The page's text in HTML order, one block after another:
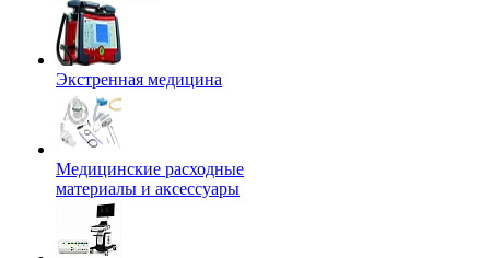
Экстренная медицина
Медицинские расходные
материалы и аксессуары